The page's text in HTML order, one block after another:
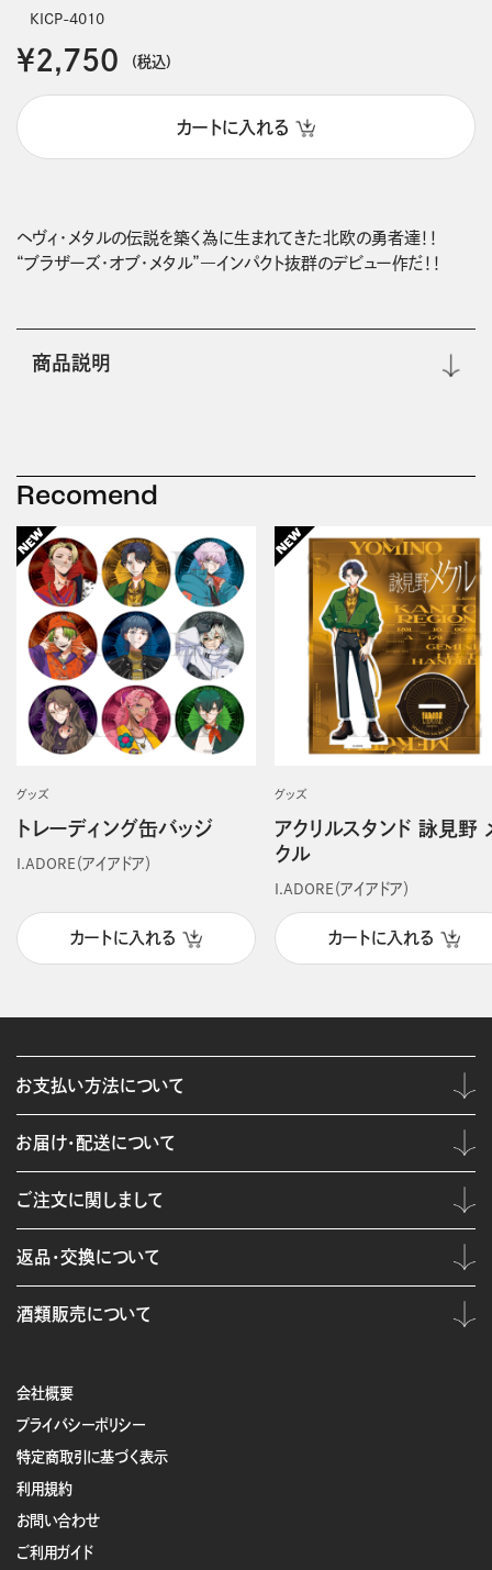
KICP-4010
￥2,750 (税込)
カートに入れる
ヘヴィ・メタルの伝説を築く為に生まれてきた北欧の勇者達！！
“ブラザーズ・オブ・メタル”―インパクト抜群のデビュー作だ！！
商品説明
Recomend
グッズ
トレーディング缶バッジ
I.ADORE（アイアドア）
カートに入れる
グッズ
アクリルスタンド 詠見野
クル
I.ADORE（アイアドア）
カートに入れる
会社概要
プライバシーポリシー
特定商取引に基づく表示
利用規約
お問い合わせ
ご利用ガイド
お支払い方法について
お届け・配送について
ご注文に関しまして
返品・交換について
酒類販売について